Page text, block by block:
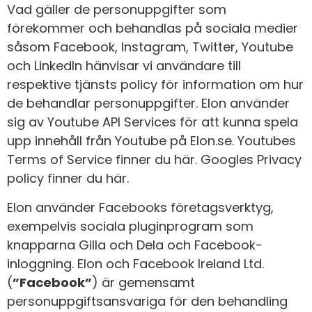
Vad gäller de personuppgifter som
förekommer och behandlas på sociala medier
såsom Facebook, Instagram, Twitter, Youtube
och LinkedIn hänvisar vi användare till
respektive tjänsts policy för information om hur
de behandlar personuppgifter. Elon använder
sig av Youtube API Services för att kunna spela
upp innehåll från Youtube på Elon.se. Youtubes
Terms of Service finner du här. Googles Privacy
policy finner du här.
Elon använder Facebooks företagsverktyg,
exempelvis sociala pluginprogram som
knapparna Gilla och Dela och Facebook-
inloggning. Elon och Facebook Ireland Ltd.
(”Facebook”) är gemensamt
personuppgiftsansvariga för den behandling